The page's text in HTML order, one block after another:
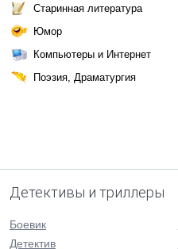
Старинная литература
Юмор
Компьютеры и Интернет
Поэзия, Драматургия
Детективы и триллеры
Боевик
Детектив